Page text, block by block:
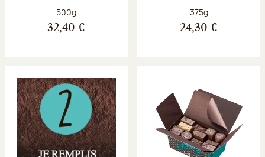
Poids net :
500g
32,40 €
Poids net :
375g
24,30 €